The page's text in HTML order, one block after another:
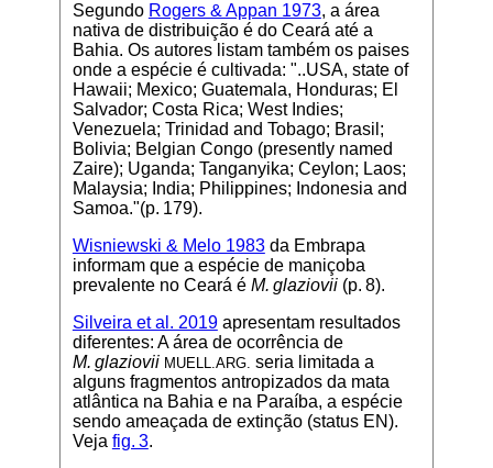
Segundo Rogers & Appan 1973, a área
nativa de distribuição é do Ceará até a
Bahia. Os autores listam também os paises
onde a espécie é cultivada: "..USA, state of
Hawaii; Mexico; Guatemala, Honduras; El
Salvador; Costa Rica; West Indies;
Venezuela; Trinidad and Tobago; Brasil;
Bolivia; Belgian Congo (presently named
Zaire); Uganda; Tanganyika; Ceylon; Laos;
Malaysia; India; Philippines; Indonesia and
Samoa."(p. 179).
Wisniewski & Melo 1983da Embrapa
informam que a espécie de maniçoba
prevalente no Ceará é M. glaziovii(p. 8).
Silveira et al. 2019apresentam resultados
diferentes: A área de ocorrência de
M. glaziovii MUELL.ARG. seria limitada a
alguns fragmentos antropizados da mata
atlântica na Bahia e na Paraíba, a espécie
sendo ameaçada de extinção (status EN).
Veja fig. 3.